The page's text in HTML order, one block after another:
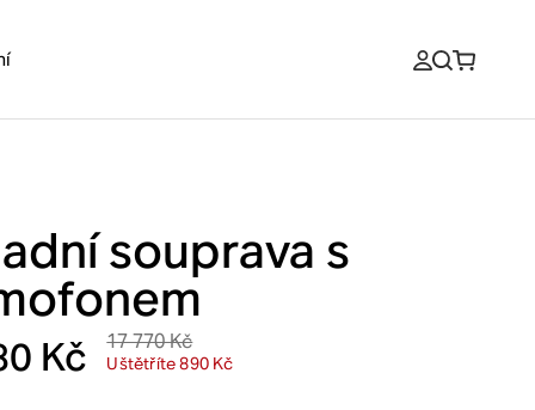
souprava s
Kč 17 770 Kč
Uštětříte 890 Kč